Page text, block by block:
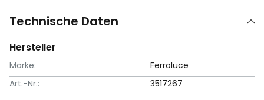
Technische Daten
Hersteller
Marke:
Ferroluce
Art.-Nr.:
3517267